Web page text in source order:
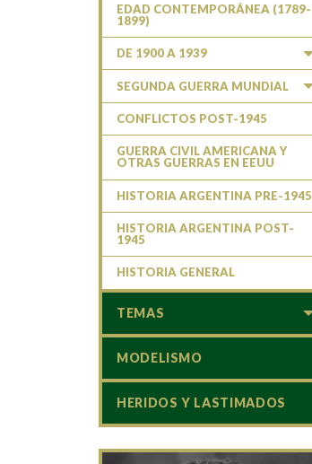
EDAD CONTEMPORÁNEA (1789-
1899)
DE 1900 A 1939
SEGUNDA GUERRA MUNDIAL
CONFLICTOS POST-1945
GUERRA CIVIL AMERICANA Y
OTRAS GUERRAS EN EEUU
HISTORIA ARGENTINA PRE-1945
HISTORIA ARGENTINA POST-
1945
HISTORIA GENERAL
TEMAS
MODELISMO
HERIDOS Y LASTIMADOS